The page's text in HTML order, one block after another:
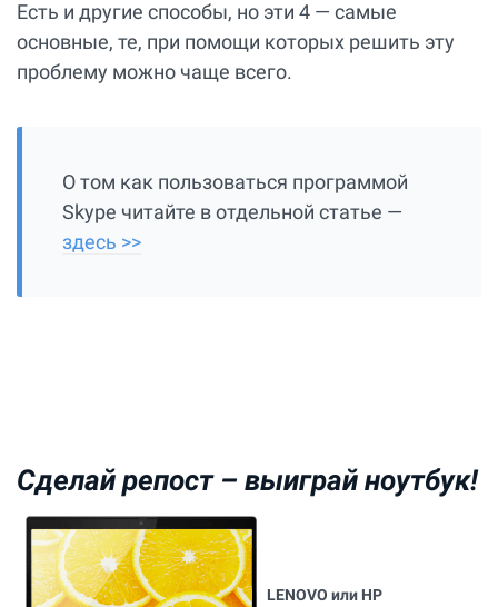
Есть и другие способы, но эти 4 — самые
основные, те, при помощи которых решить эту
проблему можно чаще всего.
О том как пользоваться программой
Skype читайте в отдельной статье —
здесь >>
Сделай репост – выиграй ноутбук!
LENOVO или HP